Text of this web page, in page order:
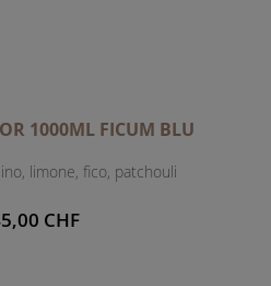
1000ML FICUM BLU
limone, fico, patchouli
CHF